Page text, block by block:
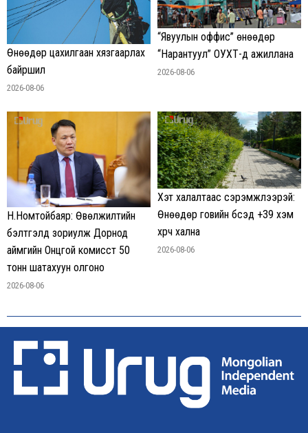
Өнөөдөр цахилгаан хязгаарлах
байршил
2026-08-06
“Явуулын оффис” өнөөдөр
“Нарантуул” ОУХТ-д ажиллана
2026-08-06
Н.Номтойбаяр: Өвөлжилтийн
бэлтгэлд зориулж Дорнод
аймгийн Онцгой комисст 50
тонн шатахуун олгоно
2026-08-06
Хэт халалтаас сэрэмжлээрэй:
Өнөөдөр говийн бүсэд +39 хэм
хүрч хална
2026-08-06